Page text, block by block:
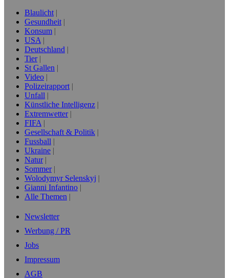
Blaulicht
Gesundheit
Konsum
USA
Deutschland
Tier
St Gallen
Video
Polizeirapport
Unfall
Künstliche Intelligenz
Extremwetter
FIFA
Gesellschaft & Politik
Fussball
Ukraine
Natur
Sommer
Wolodymyr Selenskyj
Gianni Infantino
Alle Themen
Newsletter
Werbung / PR
Jobs
Impressum
AGB